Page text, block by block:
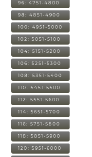
96: 4751-4800
98: 4851-4900
100: 4951-5000
102: 5051-5100
104: 5151-5200
106: 5251-5300
108: 5351-5400
110: 5451-5500
112: 5551-5600
114: 5651-5700
116: 5751-5800
118: 5851-5900
120: 5951-6000